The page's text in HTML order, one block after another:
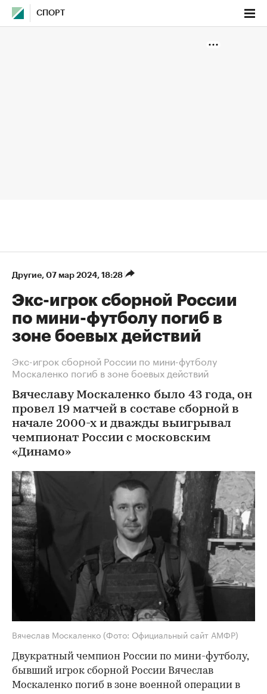
СПОРТ
Другие⁠, 07 мар 2024, 18:28
Экс-игрок сборной России
по мини-футболу погиб в
зоне боевых действий
Экс-игрок сборной России по мини-футболу
Москаленко погиб в зоне боевых действий
Вячеславу Москаленко было 43 года, он
провел 19 матчей в составе сборной в
начале 2000-х и дважды выигрывал
чемпионат России с московским
«Динамо»
Вячеслав Москаленко (Фото: Официальный сайт АМФР)
Двукратный чемпион России по мини-футболу,
бывший игрок сборной России Вячеслав
Москаленко погиб в зоне военной операции в